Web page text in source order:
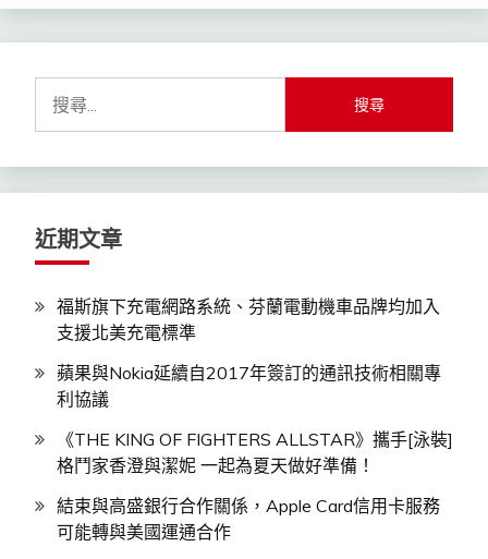
鍵
字:
近期文章
福斯旗下充電網路系統、芬蘭電動機車品牌均加入
支援北美充電標準
蘋果與Nokia延續自2017年簽訂的通訊技術相關專
利協議
《THE KING OF FIGHTERS ALLSTAR》攜手[泳裝]
格鬥家香澄與潔妮 一起為夏天做好準備！
結束與高盛銀行合作關係，Apple Card信用卡服務
可能轉與美國運通合作